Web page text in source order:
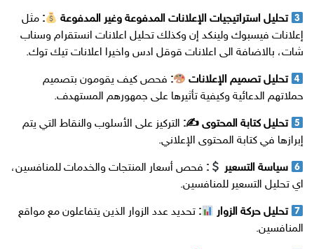
تحليل استراتيجيات الإعلانات المدفوعة وغير المدفوعة : مثل
إعلانات فيسبوك ولينكد إن وكذلك تحليل اعلانات انستقرام وسناب
شات، بالاضافة الى اعلانات قوقل ادس واخيرا اعلانات تيك توك.
تحليل تصميم الإعلانات : فحص كيف يقومون بتصميم
حملاتهم الدعائية وكيفية تأثيرها على جمهورهم المستهدف.
تحليل كتابة المحتوى ✍: التركيز على الأسلوب والنقاط التي يتم
إبرازها في كتابة المحتوى الإعلاني.
سياسة التسعير : فحص أسعار المنتجات والخدمات للمنافسين،
اي تحليل التسعير للمنافسين.
تحليل حركة الزوار : تحديد عدد الزوار الذين يتفاعلون مع مواقع
المنافسين.